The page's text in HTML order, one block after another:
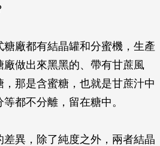
廠都有結晶罐和分蜜機，生產
廠做出來黑黑的、帶有甘蔗風
那是含蜜糖，也就是甘蔗汁中
都不分離，留在糖中。
異，除了純度之外，兩者結晶